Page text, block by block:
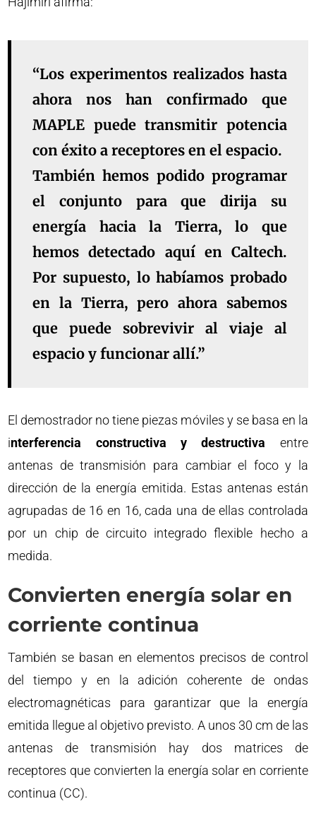
“Los experimentos realizados hasta
ahora nos han confirmado que
MAPLE puede transmitir potencia
con éxito a receptores en el espacio.
También hemos podido programar
el conjunto para que dirija su
energía hacia la Tierra, lo que
hemos detectado aquí en Caltech.
Por supuesto, lo habíamos probado
en la Tierra, pero ahora sabemos
que puede sobrevivir al viaje al
espacio y funcionar allí.”
El demostrador no tiene piezas móviles y se basa en la
interferencia constructiva y destructiva entre
antenas de transmisión para cambiar el foco y la
dirección de la energía emitida. Estas antenas están
agrupadas de 16 en 16, cada una de ellas controlada
por un chip de circuito integrado flexible hecho a
medida.
Convierten energía solar en
corriente continua
También se basan en elementos precisos de control
del tiempo y en la adición coherente de ondas
electromagnéticas para garantizar que la energía
emitida llegue al objetivo previsto. A unos 30 cm de las
antenas de transmisión hay dos matrices de
receptores que convierten la energía solar en corriente
continua (CC).